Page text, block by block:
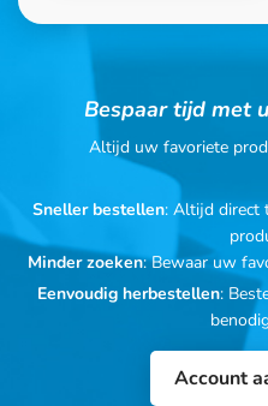
Bespaar tijd met
Altijd uw favoriete
Sneller bestellen: Altijd direct
Minder zoeken: Bewaar uw
Eenvoudig herbestellen:
Account